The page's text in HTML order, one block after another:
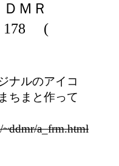
ＤＭＲ
178
(
ナルのアイコ
ちまと作って
a_frm.html